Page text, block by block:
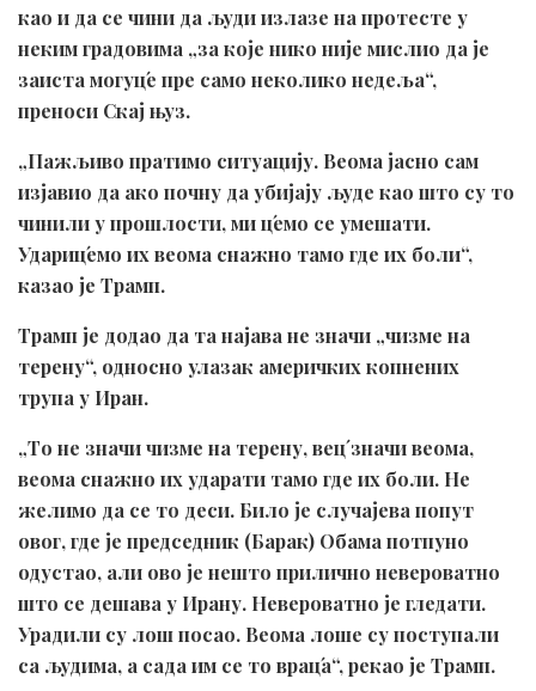
као и да се чини да људи излазе на протесте у
неким градовима „за које нико није мислио да је
заиста могуц́е пре само неколико недеља“,
преноси Скај њуз.
„Пажљиво пратимо ситуацију. Веома јасно сам
изјавио да ако почну да убијају људе као што су то
чинили у прошлости, ми ц́емо се умешати.
Удариц́емо их веома снажно тамо где их боли“,
казао је Трамп.
Трамп је додао да та најава не значи „чизме на
терену“, односно улазак америчких копнених
трупа у Иран.
„То не значи чизме на терену, вец́ значи веома,
веома снажно их ударати тамо где их боли. Не
желимо да се то деси. Било је случајева попут
овог, где је председник (Барак) Обама потпуно
одустао, али ово је нешто прилично невероватно
што се дешава у Ирану. Невероватно је гледати.
Урадили су лош посао. Веома лоше су поступали
са људима, а сада им се то врац́а“, рекао је Трамп.